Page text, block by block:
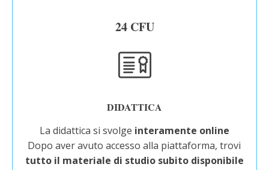
24 CFU
DIDATTICA
La didattica si svolge interamente online
Dopo aver avuto accesso alla piattaforma, trovi
tutto il materiale di studio subito disponibile